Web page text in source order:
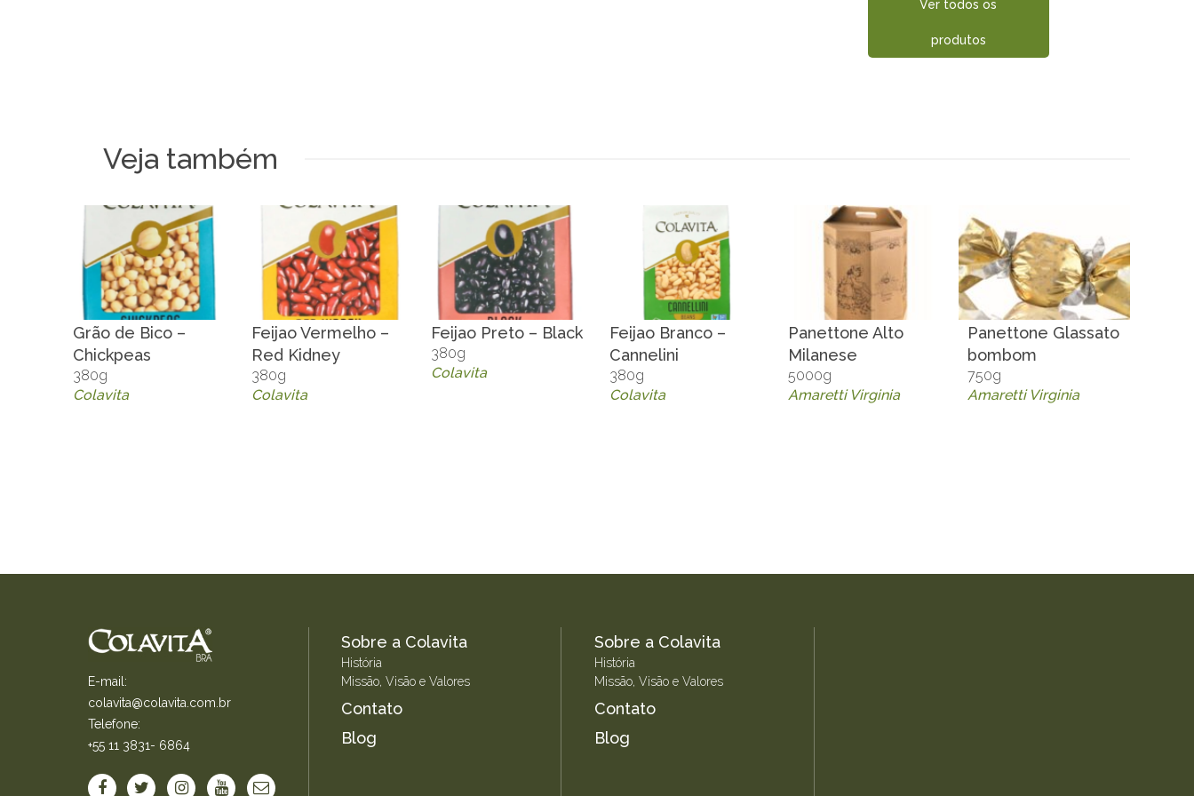
Ver todos os
produtos
Veja também
Grão de Bico –
Chickpeas
380g
Colavita
Feijao Vermelho –
Red Kidney
380g
Colavita
Feijao Preto – Black
380g
Colavita
Feijao Branco –
Cannelini
380g
Colavita
Panettone Alto
Milanese
5000g
Amaretti Virginia
Panettone Glassato
bombom
750g
Amaretti Virginia
E-mail:
colavita@colavita.com.br
Telefone:
+55 11 3831- 6864
Sobre a Colavita
História
Missão, Visão e Valores
Contato
Blog
Sobre a Colavita
História
Missão, Visão e Valores
Contato
Blog